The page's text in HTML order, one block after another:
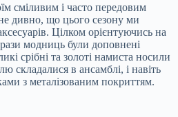
сміливим і часто передовим
дивно, що цього сезону ми
Цілком орієнтуючись на
модниць були доповнені
срібні та золоті намиста носили
складалися в ансамблі, і навіть
з металізованим покриттям.